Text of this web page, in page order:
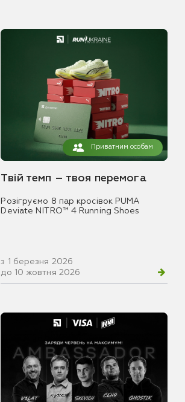
Приватним особам
Твій темп – твоя перемога
Розігруємо 8 пар кросівок PUMA
Deviate NITRO™ 4 Running Shoes
з 1 березня 2026
до 10 жовтня 2026